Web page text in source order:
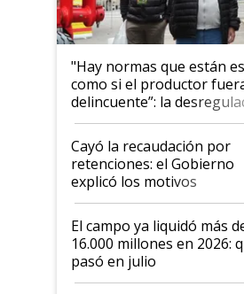
"Hay normas que están
como si el productor
delincuente”: la
al Congreso Aapresid y
habló del financiamiento
Cayó la recaudación por
retenciones: el Gobierno
explicó los motivos
El campo ya liquidó más
16.000 millones en 2026:
pasó en julio